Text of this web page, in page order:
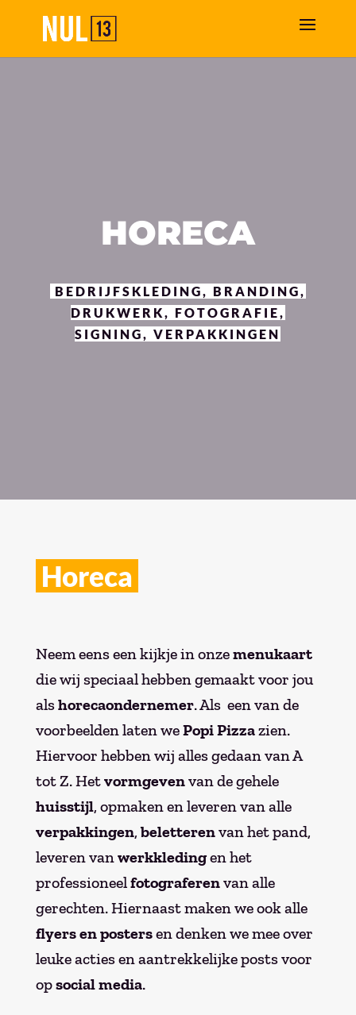
HORECA
BEDRIJFSKLEDING, BRANDING,
DRUKWERK, FOTOGRAFIE,
SIGNING, VERPAKKINGEN
Horeca
Neem eens een kijkje in onzemenukaart
die wij speciaal hebben gemaakt voor jou
alshorecaondernemer. Als een van de
voorbeelden laten wePopi Pizzazien.
Hiervoor hebben wij alles gedaan van A
tot Z. Hetvormgevenvan de gehele
huisstijl, opmaken en leveren van alle
verpakkingen, beletterenvan het pand,
leveren vanwerkkledingen het
professioneelfotograferenvan alle
gerechten. Hiernaast maken we ook alle
flyers en postersen denken we mee over
leuke acties en aantrekkelijke posts voor
opsocial media.